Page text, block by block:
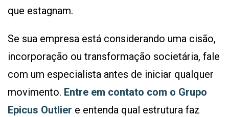
que estagnam.
Se sua empresa está considerando uma cisão,
incorporação ou transformação societária, fale
com um especialista antes de iniciar qualquer
movimento. Entre em contato com o Grupo
Epicus Outlier e entenda qual estrutura faz